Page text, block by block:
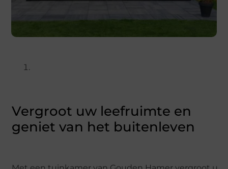
Vergroot uw leefruimte en
geniet van het buitenleven